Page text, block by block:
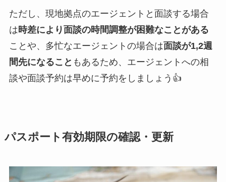
ただし、現地拠点のエージェントと面談する場合
は時差により面談の時間調整が困難なことがある
ことや、多忙なエージェントの場合は面談が1,2週
間先になること もあるため、エージェントへの相
談や面談予約は早めに予約をしましょう👍
パスポート有効期限の確認・更新